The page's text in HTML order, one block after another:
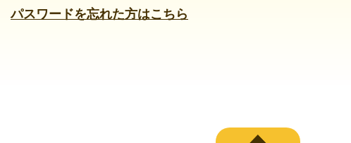
パスワードを忘れた方はこちら